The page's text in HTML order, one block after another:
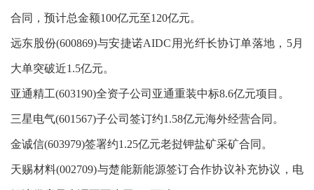
合同，预计总金额100亿元至120亿元。
远东股份(600869)与安捷诺AIDC用光纤长协订单落地，5月
大单突破近1.5亿元。
亚通精工(603190)全资子公司亚通重装中标8.6亿元项目。
三星电气(601567)子公司签订约1.58亿元海外经营合同。
金诚信(603979)签署约1.25亿元老挝钾盐矿采矿合同。
天赐材料(002709)与楚能新能源签订合作协议补充协议，电